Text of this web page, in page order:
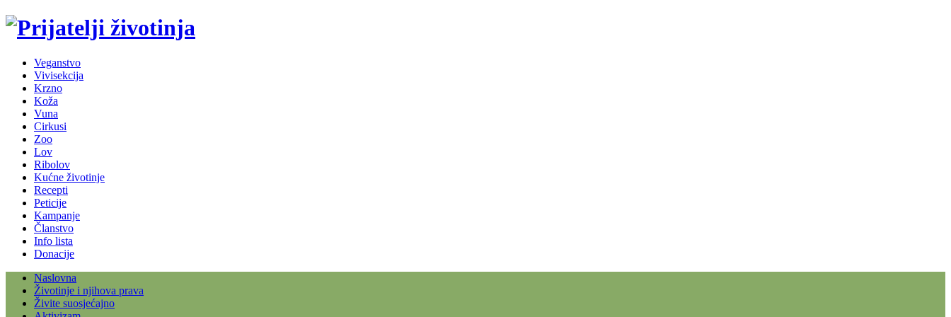
Veganstvo
Vivisekcija
Krzno
Koža
Vuna
Cirkusi
Zoo
Lov
Ribolov
Kućne životinje
Recepti
Peticije
Kampanje
Članstvo
Info lista
Donacije
Naslovna
Životinje i njihova prava
Živite suosjećajno